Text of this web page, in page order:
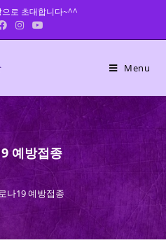
로 초대합니다~^^
Menu
예방접종
나19 예방접종